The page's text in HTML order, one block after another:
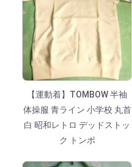
【運動着】TOMBOW 半袖
体操服 青ライン 小学校 丸首
白 昭和レトロ デッドストッ
ク トンボ